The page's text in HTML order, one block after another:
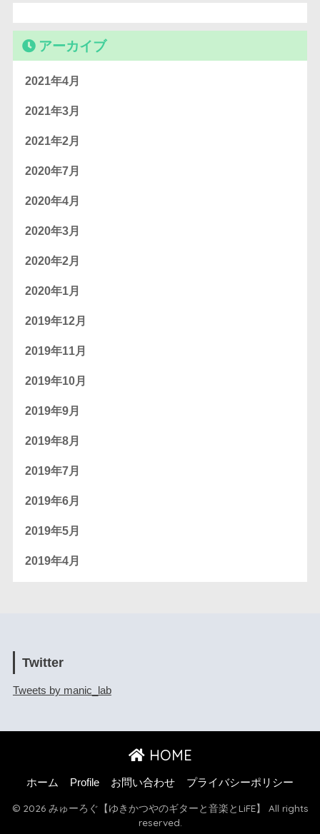
アーカイブ
2021年4月
2021年3月
2021年2月
2020年7月
2020年4月
2020年3月
2020年2月
2020年1月
2019年12月
2019年11月
2019年10月
2019年9月
2019年8月
2019年7月
2019年6月
2019年5月
2019年4月
Twitter
Tweets by manic_lab
HOME
ホーム Profile お問い合わせ プライバシーポリシー
© 2026 みゅーろぐ【ゆきかつやのギターと音楽とLiFE】 All rights
reserved.